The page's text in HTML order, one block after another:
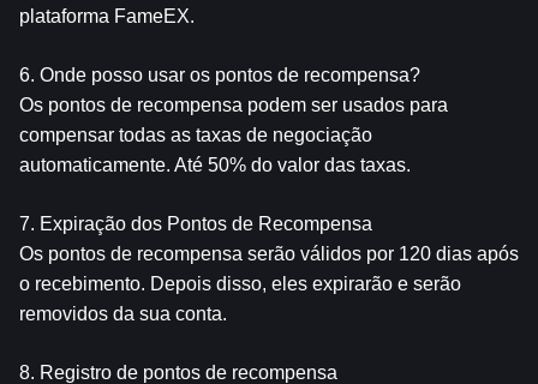
plataforma FameEX.
6. Onde posso usar os pontos de recompensa?
Os pontos de recompensa podem ser usados para
compensar todas as taxas de negociação
automaticamente. Até 50% do valor das taxas.
7. Expiração dos Pontos de Recompensa
Os pontos de recompensa serão válidos por 120 dias após
o recebimento. Depois disso, eles expirarão e serão
removidos da sua conta.
8. Registro de pontos de recompensa